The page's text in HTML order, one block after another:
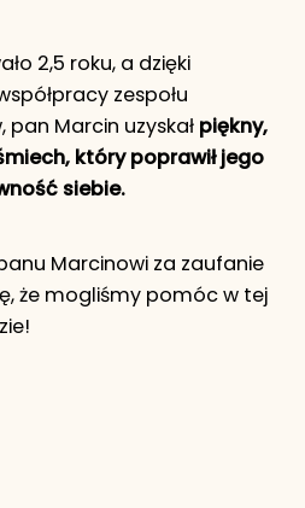
2,5 roku, a dzięki
zespołu
pan Marcin uzyskał piękny,
który poprawił jego
siebie.
Marcinowi za zaufanie
że mogliśmy pomóc w tej